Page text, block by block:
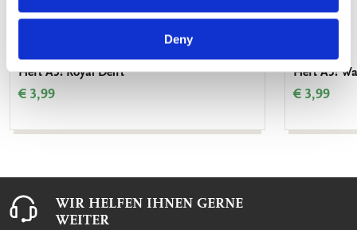
Deny
Heft A5: Royal Delft
€ 3,99
Heft A5:
€ 3,99
WIR HELFEN IHNEN GERNE
WEITER